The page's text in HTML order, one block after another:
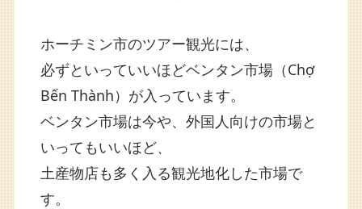
ホーチミン市のツアー観光には、
必ずといっていいほどベンタン市場（Chợ
Bến Thành）が入っています。
ベンタン市場は今や、外国人向けの市場と
いってもいいほど、
土産物店も多く入る観光地化した市場で
す。